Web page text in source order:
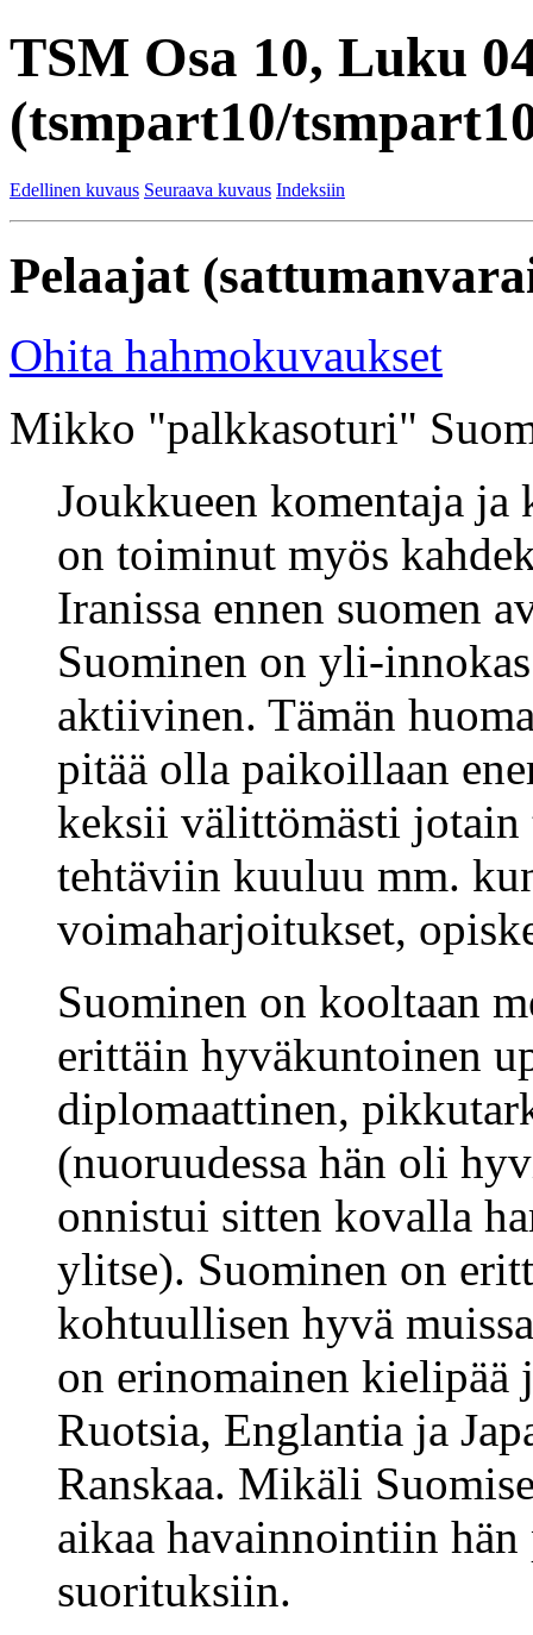
TSM Osa 10, Luku
(tsmpart10/
Edellinen kuvaus Seuraava kuvaus Indeksiin
Pelaajat
Ohita hahmokuvaukset
Mikko "palkkasoturi"
Joukkueen komentaja
on toiminut myös
Iranissa ennen suomen
Suominen on yli-
aktiivinen. Tämän
pitää olla paikoillaan
keksii välittömästi
tehtäviin kuuluu mm.
voimaharjoitukset,
Suominen on kooltaan
erittäin hyväkuntoinen
diplomaattinen,
(nuoruudessa hän oli
onnistui sitten kovalla
ylitse). Suominen on
kohtuullisen hyvä
on erinomainen kielipää
Ruotsia, Englantia ja
Ranskaa. Mikäli
aikaa havainnointiin
suorituksiin.